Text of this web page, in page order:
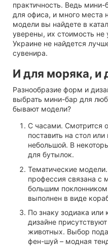
практичность. Ведь
для офиса, и много места
модели вы найдете в
уверены, их стоимость не
Украине не найдется
сувенира.
И для моряка, и
Разнообразие форм и
выбрать мини-бар для
бывают модели?
С часами. Смотрится
поставить на стол
небольшой. В
для бутылок.
Тематические
профессия связана с
большим
выполнен в виде
По знаку зодиака или
дизайне
животных. Выбор
фен-шуй – модная